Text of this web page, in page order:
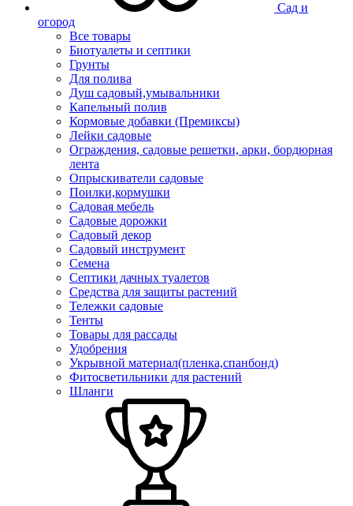
Сад и
огород
Все товары
Биотуалеты и септики
Грунты
Для полива
Душ садовый,умывальники
Капельный полив
Кормовые добавки (Премиксы)
Лейки садовые
Ограждения, садовые решетки, арки, бордюрная
лента
Опрыскиватели садовые
Поилки,кормушки
Садовая мебель
Садовые дорожки
Садовый декор
Садовый инструмент
Семена
Септики дачных туалетов
Средства для защиты растений
Тележки садовые
Тенты
Товары для рассады
Удобрения
Укрывной материал(пленка,спанбонд)
Фитосветильники для растений
Шланги